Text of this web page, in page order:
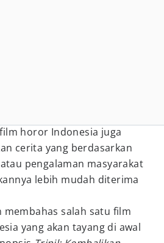
horor Indonesia juga
cerita yang berdasarkan
pengalaman masyarakat
lebih mudah diterima
membahas salah satu film
yang akan tayang di awal